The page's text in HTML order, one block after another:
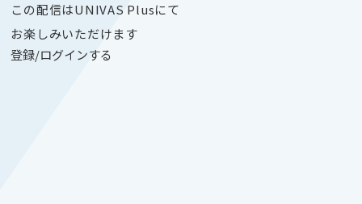
この配信はUNIVAS Plusにて
お楽しみいただけます
登録/ログインする